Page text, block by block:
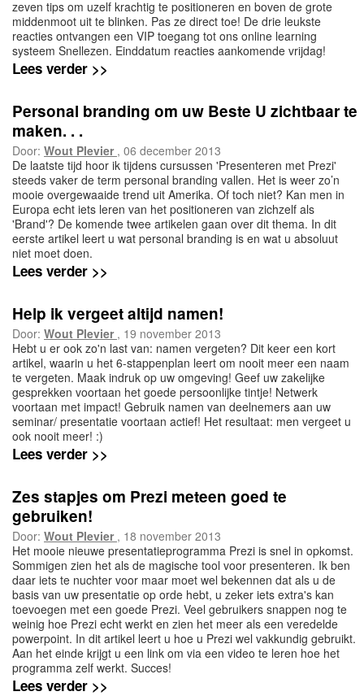
zeven tips om uzelf krachtig te positioneren en boven de grote
middenmoot uit te blinken. Pas ze direct toe! De drie leukste
reacties ontvangen een VIP toegang tot ons online learning
systeem Snellezen. Einddatum reacties aankomende vrijdag!
Lees verder >>
Personal branding om uw Beste U zichtbaar te
maken. . .
Door: Wout Plevier , 06 december 2013
De laatste tijd hoor ik tijdens cursussen 'Presenteren met Prezi'
steeds vaker de term personal branding vallen. Het is weer zo’n
mooie overgewaaide trend uit Amerika. Of toch niet? Kan men in
Europa echt iets leren van het positioneren van zichzelf als
'Brand'? De komende twee artikelen gaan over dit thema. In dit
eerste artikel leert u wat personal branding is en wat u absoluut
niet moet doen.
Lees verder >>
Help ik vergeet altijd namen!
Door: Wout Plevier , 19 november 2013
Hebt u er ook zo'n last van: namen vergeten? Dit keer een kort
artikel, waarin u het 6-stappenplan leert om nooit meer een naam
te vergeten. Maak indruk op uw omgeving! Geef uw zakelijke
gesprekken voortaan het goede persoonlijke tintje! Netwerk
voortaan met impact! Gebruik namen van deelnemers aan uw
seminar/ presentatie voortaan actief! Het resultaat: men vergeet u
ook nooit meer! :)
Lees verder >>
Zes stapjes om Prezi meteen goed te
gebruiken!
Door: Wout Plevier , 18 november 2013
Het mooie nieuwe presentatieprogramma Prezi is snel in opkomst.
Sommigen zien het als de magische tool voor presenteren. Ik ben
daar iets te nuchter voor maar moet wel bekennen dat als u de
basis van uw presentatie op orde hebt, u zeker iets extra's kan
toevoegen met een goede Prezi. Veel gebruikers snappen nog te
weinig hoe Prezi echt werkt en zien het meer als een veredelde
powerpoint. In dit artikel leert u hoe u Prezi wel vakkundig gebruikt.
Aan het einde krijgt u een link om via een video te leren hoe het
programma zelf werkt. Succes!
Lees verder >>